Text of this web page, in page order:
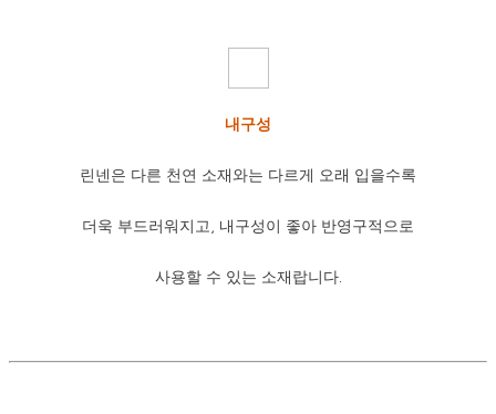
내구성
린넨은 다른 천연 소재와는 다르게 오래 입을수록
더욱 부드러워지고, 내구성이 좋아 반영구적으로
사용할 수 있는 소재랍니다.